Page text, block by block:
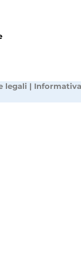
legali |